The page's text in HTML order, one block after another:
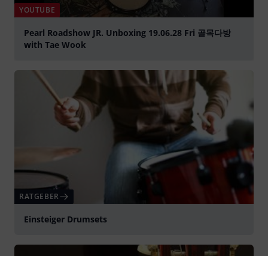
YOUTUBE
Pearl Roadshow JR. Unboxing 19.06.28 Fri 골목다방
with Tae Wook
RATGEBER
Einsteiger Drumsets